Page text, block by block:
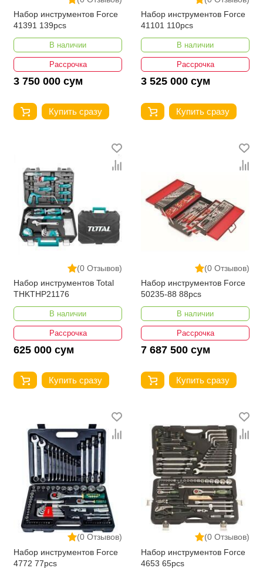
Набор инструментов Force
41391 139pcs
В наличии
Рассрочка
3 750 000 сум
Купить сразу
Набор инструментов Force
41101 110pcs
В наличии
Рассрочка
3 525 000 сум
Купить сразу
(0 Отзывов)
Набор инструментов Total
THKTHP21176
В наличии
Рассрочка
625 000 сум
Купить сразу
(0 Отзывов)
Набор инструментов Force
50235-88 88pcs
В наличии
Рассрочка
7 687 500 сум
Купить сразу
(0 Отзывов)
Набор инструментов Force
4772 77pcs
(0 Отзывов)
Набор инструментов Force
4653 65pcs